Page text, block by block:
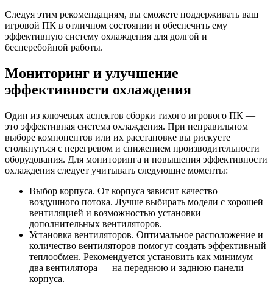
Следуя этим рекомендациям, вы сможете поддерживать ваш
игровой ПК в отличном состоянии и обеспечить ему
эффективную систему охлаждения для долгой и
бесперебойной работы.
Мониторинг и улучшение
эффективности охлаждения
Один из ключевых аспектов сборки тихого игрового ПК —
это эффективная система охлаждения. При неправильном
выборе компонентов или их расстановке вы рискуете
столкнуться с перегревом и снижением производительности
оборудования. Для мониторинга и повышения эффективности
охлаждения следует учитывать следующие моменты:
Выбор корпуса. От корпуса зависит качество
воздушного потока. Лучше выбирать модели с хорошей
вентиляцией и возможностью установки
дополнительных вентиляторов.
Установка вентиляторов. Оптимальное расположение и
количество вентиляторов помогут создать эффективный
теплообмен. Рекомендуется установить как минимум
два вентилятора — на переднюю и заднюю панели
корпуса.